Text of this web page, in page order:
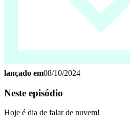
lançado em08/10/2024
Neste episódio
Hoje é dia de falar de nuvem!